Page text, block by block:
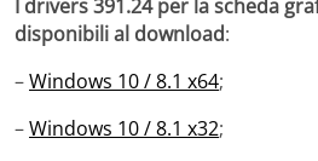
I drivers 391.24 per la scheda
disponibili al download:
–Windows 10 / 8.1 x64;
–Windows 10 / 8.1 x32;